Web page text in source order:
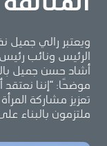
ويعتبر رالي
الرئيس ونائب
أشاد حسن جميل
موضحًا: “إننا
تعزيز مشاركة
ملتزمون بالبناء